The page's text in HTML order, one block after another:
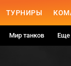
ТУРНИРЫ
Мир танков Еще